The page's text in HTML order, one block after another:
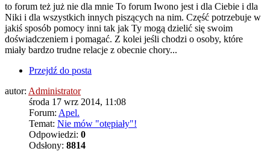
to forum też już nie dla mnie To forum Iwono jest i dla Ciebie i dla
Niki i dla wszystkich innych piszących na nim. Część potrzebuje w
jakiś sposób pomocy inni tak jak Ty mogą dzielić się swoim
doświadczeniem i pomagać. Z kolei jeśli chodzi o osoby, które
miały bardzo trudne relacje z obecnie chory...
Przejdź do posta
autor: Administrator
środa 17 wrz 2014, 11:08
Forum: Apel.
Temat: Nie mów "otępiały"!
Odpowiedzi: 0
Odsłony: 8814